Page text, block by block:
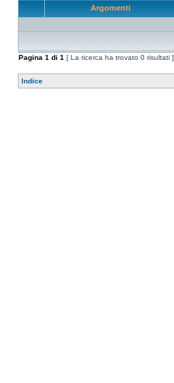
Argomenti
Pagina 1 di 1 [ La ricerca ha trovato 0 risultati ]
Indice